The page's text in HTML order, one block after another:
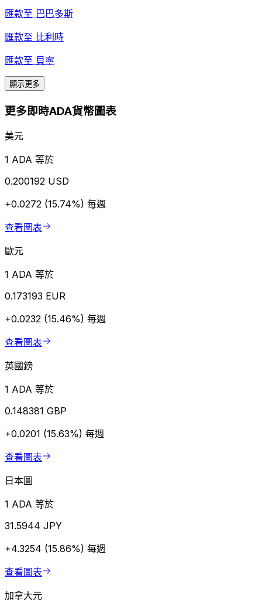
匯款至 巴巴多斯
匯款至 比利時
匯款至 貝寧
顯示更多
更多即時ADA貨幣圖表
美元
1 ADA 等於
0.200192 USD
+0.0272 (15.74%) 每週
查看圖表
歐元
1 ADA 等於
0.173193 EUR
+0.0232 (15.46%) 每週
查看圖表
英國鎊
1 ADA 等於
0.148381 GBP
+0.0201 (15.63%) 每週
查看圖表
日本圓
1 ADA 等於
31.5944 JPY
+4.3254 (15.86%) 每週
查看圖表
加拿大元